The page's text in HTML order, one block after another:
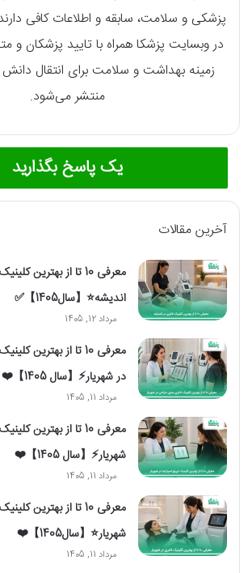
پزشکی و سلامت، سابقه و اطلاعات کافی
در وبسایت پزشکا همراه با تایید پزشکان
زمینه بهداشت و سلامت برای انتقال دانش
منتشر می‌شود.
یک پاسخ بگذارید
آخرین مقالات
معرفی 10 تا از بهترین
اندیشه⭐【سال1405】✅
مرداد 12, 1405
معرفی 10 تا از
در شهریار⚡【سال 1405】❤️
مرداد 11, 1405
معرفی 10 تا از بهترین
شهریار⚡【سال 1405】❤️
مرداد 11, 1405
معرفی 10 تا از بهترین
شهریار⭐【سال1405】❤️
مرداد 11, 1405